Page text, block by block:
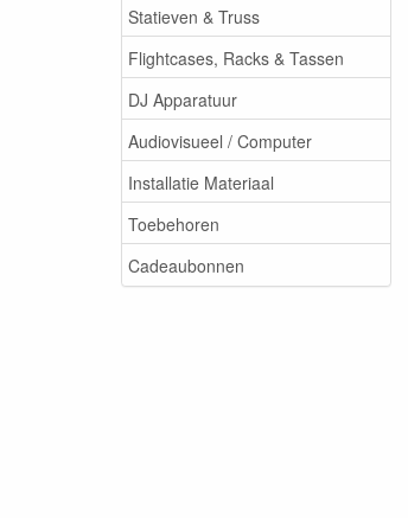
Statieven & Truss
Flightcases, Racks & Tassen
DJ Apparatuur
Audiovisueel / Computer
Installatie Materiaal
Toebehoren
Cadeaubonnen